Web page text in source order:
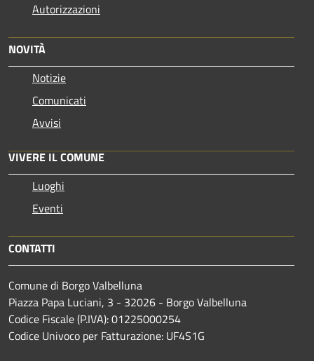
Autorizzazioni
NOVITÀ
Notizie
Comunicati
Avvisi
VIVERE IL COMUNE
Luoghi
Eventi
CONTATTI
Comune di Borgo Valbelluna
Piazza Papa Luciani, 3 - 32026 - Borgo Valbelluna
Codice Fiscale (P.IVA): 01225000254
Codice Univoco per Fatturazione: UF4S1G